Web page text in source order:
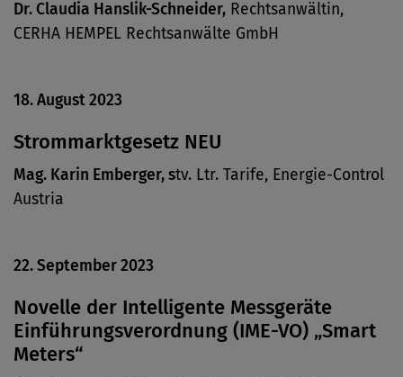
Dr. Claudia Hanslik-Schneider, Rechtsanwältin,
CERHA HEMPEL Rechtsanwälte GmbH
18. August 2023
Strommarktgesetz NEU
Mag. Karin Emberger, stv. Ltr. Tarife, Energie-Control
Austria
22. September 2023
Novelle der Intelligente Messgeräte
Einführungsverordnung (IME-VO) „Smart
Meters“